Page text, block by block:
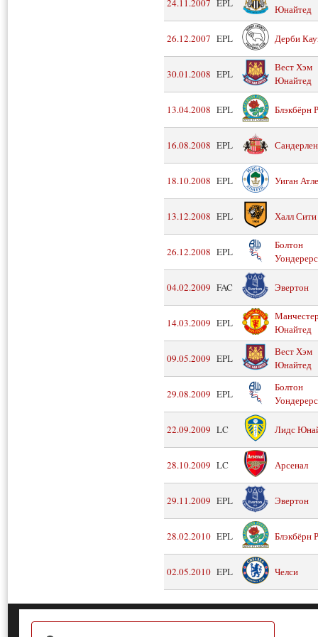
Юнайтед
26.12.2007 EPL Дерби
30.01.2008 EPL
Вест Хэм
Юнайтед
13.04.2008 EPL Блэкбёрн
16.08.2008 EPL
18.10.2008 EPL Уиган
13.12.2008 EPL Халл Сити
26.12.2008 EPL
Болтон
Уондерерс
04.02.2009 FAC Эвертон
14.03.2009 EPL
Юнайтед
09.05.2009 EPL
Вест Хэм
Юнайтед
29.08.2009 EPL
Болтон
Уондерерс
22.09.2009 LC Лидс
28.10.2009 LC Арсенал
29.11.2009 EPL Эвертон
28.02.2010 EPL Блэкбёрн
02.05.2010 EPL Челси